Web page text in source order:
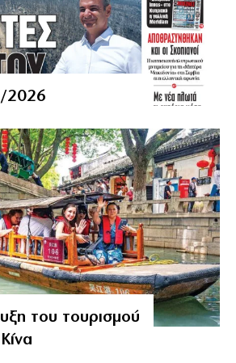
2026
του τουρισμού